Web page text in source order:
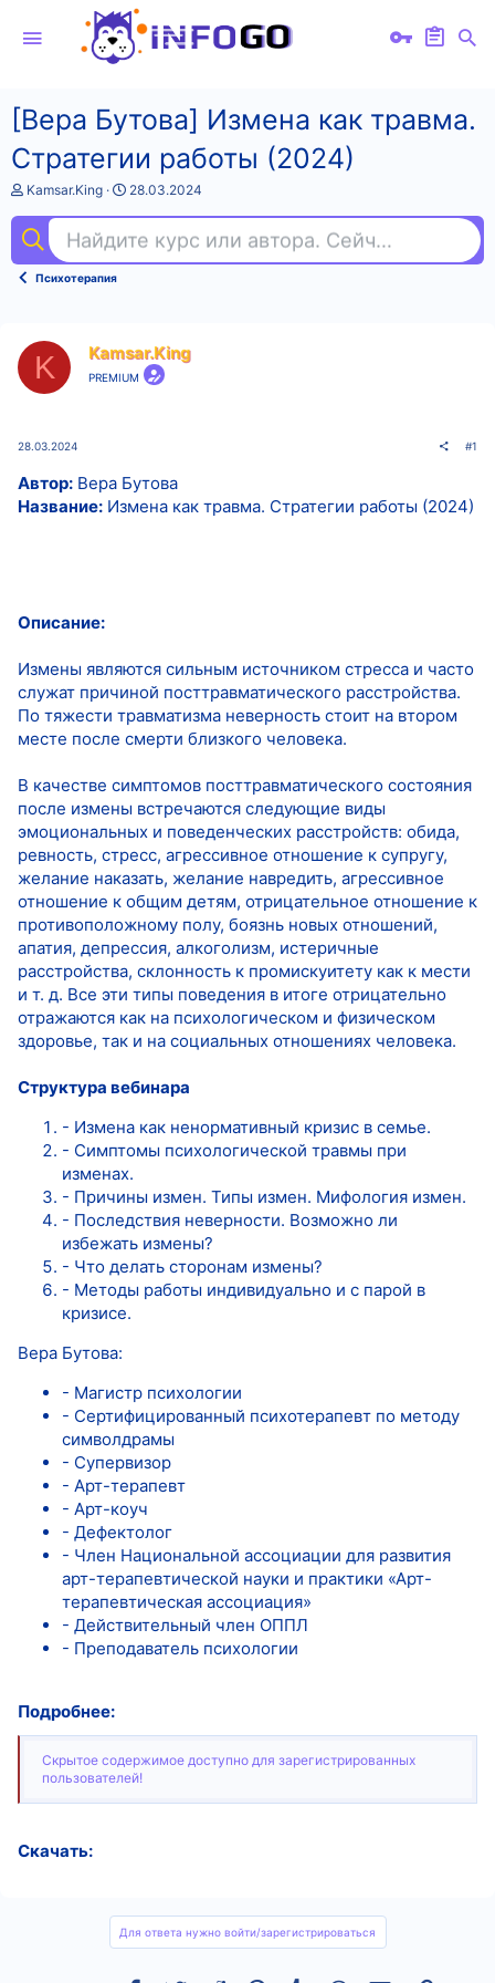
[Вера Бутова] Измена как травма.
Стратегии работы (2024)
А
т
о
т
Kamsar.King
Д
а
н
а
28.03.2024
Найдите курс или автора. Сейчас ищут
Психотерапия
K Kamsar.King
PREMIUM
28.03.2024 #1
Автор: Вера Бутова
Название: Измена как травма. Стратегии работы (2024)
Описание:
Измены являются сильным источником стресса и часто
служат причиной посттравматического расстройства.
По тяжести травматизма неверность стоит на втором
месте после смерти близкого человека.
В качестве симптомов посттравматического состояния
после измены встречаются следующие виды
эмоциональных и поведенческих расстройств: обида,
ревность, стресс, агрессивное отношение к супругу,
желание наказать, желание навредить, агрессивное
отношение к общим детям, отрицательное отношение к
противоположному полу, боязнь новых отношений,
апатия, депрессия, алкоголизм, истеричные
расстройства, склонность к промискуитету как к мести
и т. д. Все эти типы поведения в итоге отрицательно
отражаются как на психологическом и физическом
здоровье, так и на социальных отношениях человека.
Структура вебинара
- Измена как ненормативный кризис в семье.
- Симптомы психологической травмы при
изменах.
- Причины измен. Типы измен. Мифология измен.
- Последствия неверности. Возможно ли
избежать измены?
- Что делать сторонам измены?
- Методы работы индивидуально и с парой в
кризисе.
Вера Бутова:
- Магистр психологии
- Сертифицированный психотерапевт по методу
символдрамы
- Супервизор
- Арт-терапевт
- Арт-коуч
- Дефектолог
- Член Национальной ассоциации для развития
арт-терапевтической науки и практики «Арт-
терапевтическая ассоциация»
- Действительный член ОППЛ
- Преподаватель психологии
Подробнее:
Скрытое содержимое доступно для зарегистрированных
пользователей!
Скачать:
Для ответа нужно войти/зарегистрироваться